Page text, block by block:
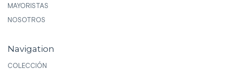
MAYORISTAS
NOSOTROS
Navigation
COLECCIÓN